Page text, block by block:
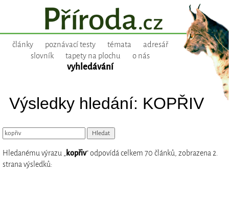
články poznávací testy témata
adresář
slovník
tapety na plochu o nás
vyhledávání
Výsledky hledání: KOPŘIV
Hledanému výrazu „kopřiv“ odpovídá celkem 70 článků, zobrazena 2.
strana výsledků: